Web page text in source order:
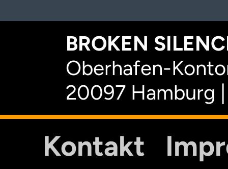
BROKEN
Oberhafen-
20097 Hamburg
Kontakt